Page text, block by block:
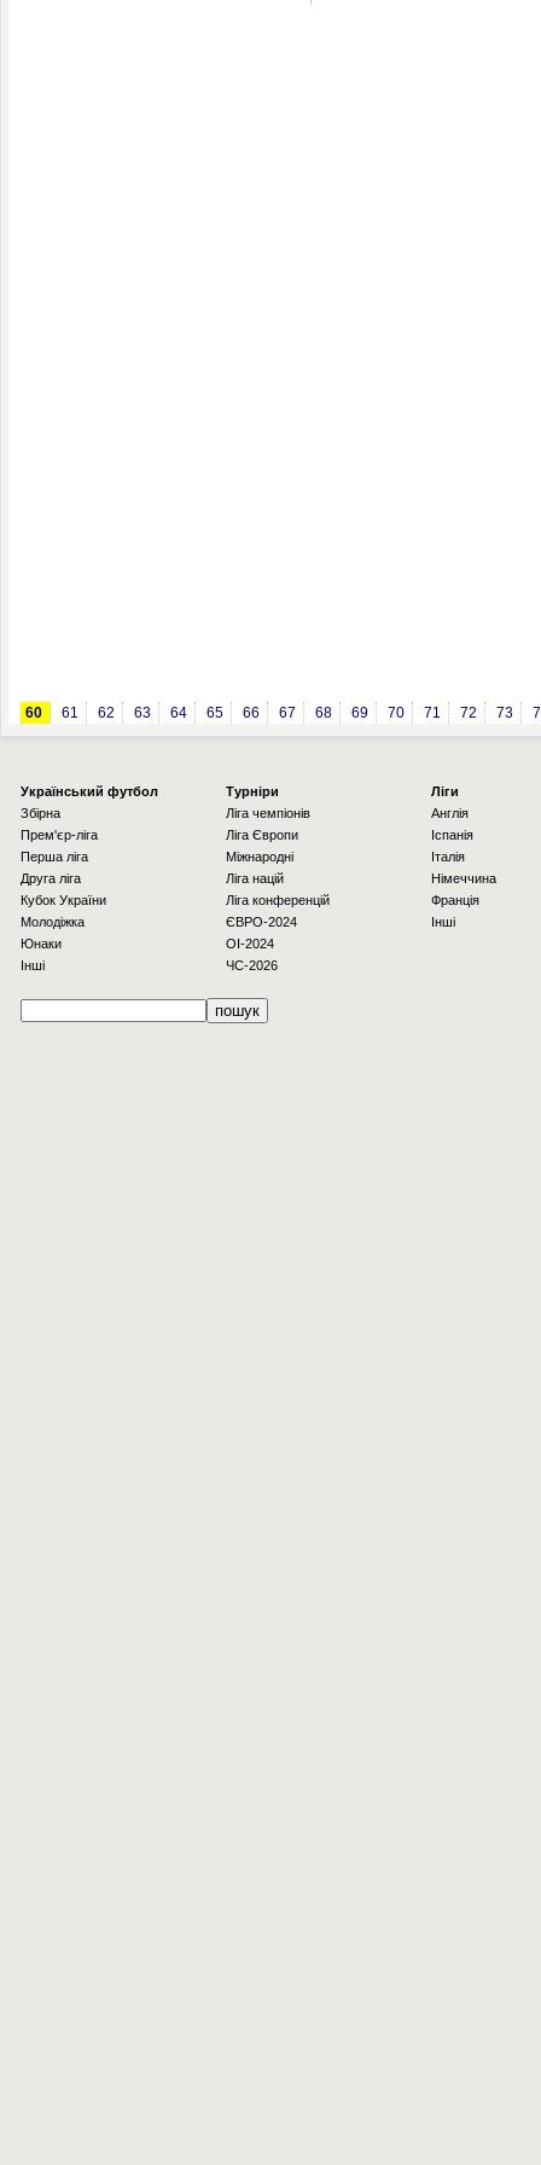
60 61 62 63 64 65 66 67 68 69 70 71 72 73
Українcький футбол
Збірна
Прем'єр-ліга
Перша ліга
Друга ліга
Кубок України
Молодіжка
Юнаки
Інші
Турніри
Ліга чемпіонів
Ліга Європи
Міжнародні
Ліга націй
Ліга конференцій
ЄВРО-2024
OI-2024
ЧС-2026
Ліги
Англія
Іспанія
Італія
Німеччина
Франція
Інші